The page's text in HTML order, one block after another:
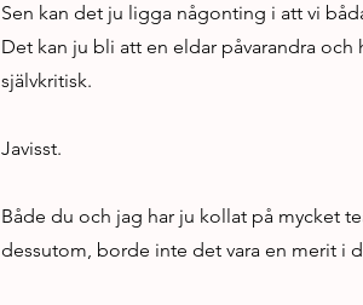
Sen kan det ju ligga någonting i att vi
Det kan ju bli att en eldar påvarandra
självkritisk.
Javisst.
Både du och jag har ju kollat på mycket
dessutom, borde inte det vara en merit i